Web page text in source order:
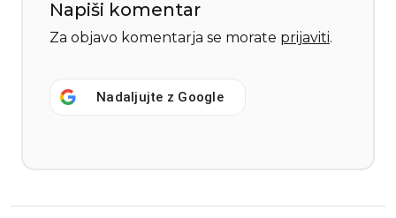
Napiši komentar
Za objavo komentarja se morate prijaviti.
Nadaljujte z Google